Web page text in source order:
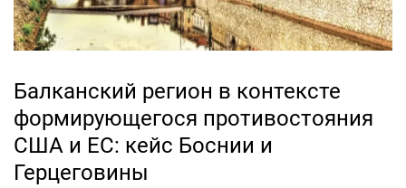
Тверь. Важно,...
Балканский регион в контексте
формирующегося противостояния
США и ЕС: кейс Боснии и
Герцеговины